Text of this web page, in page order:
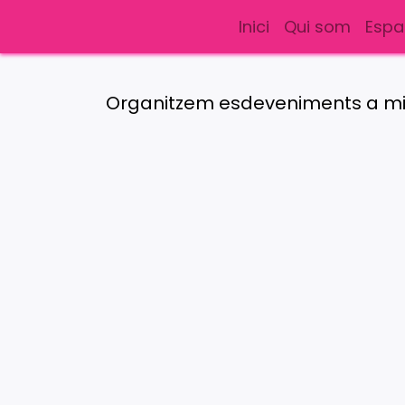
Inici Qui som
Organitzem esdeveniments a